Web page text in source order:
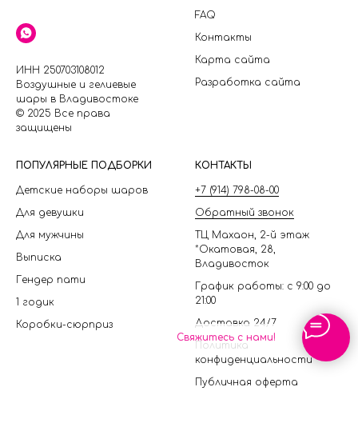
Свяжитесь с нами!
ИНН 250703108012
Воздушные и гелиевые
шары в Владивостоке
© 2025 Все права
защищены
FAQ
Контакты
Карта сайта
Разработка сайта
ПОПУЛЯРНЫЕ ПОДБОРКИ
Детские наборы шаров
Для девушки
Для мужчины
Выписка
Гендер пати
1 годик
Коробки-сюрприз
КОНТАКТЫ
+7 (914) 798-08-00
Обратный звонок
ТЦ Махаон, 2-й этаж
*Окатовая, 28,
Владивосток
График работы: с 9:00 до
21:00
Доставка 24/7
Политика
конфиденциальности
Публичная оферта